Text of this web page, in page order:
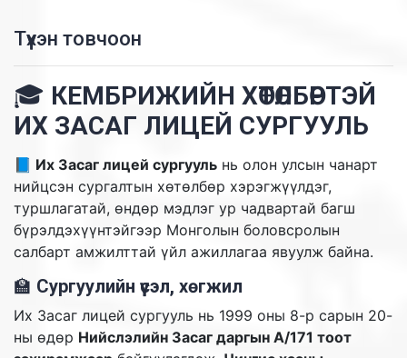
Түүхэн товчоон
🎓 КЕМБРИЖИЙН ХӨТӨЛБӨРТЭЙ
ИХ ЗАСАГ ЛИЦЕЙ СУРГУУЛЬ
📘 Их Засаг лицей сургууль нь олон улсын чанарт
нийцсэн сургалтын хөтөлбөр хэрэгжүүлдэг,
туршлагатай, өндөр мэдлэг ур чадвартай багш
бүрэлдэхүүнтэйгээр Монголын боловсролын
салбарт амжилттай үйл ажиллагаа явуулж байна.
🏫 Сургуулийн үүсэл, хөгжил
Их Засаг лицей сургууль нь 1999 оны 8-р сарын 20-
ны өдөр Нийслэлийн Засаг даргын А/171 тоот